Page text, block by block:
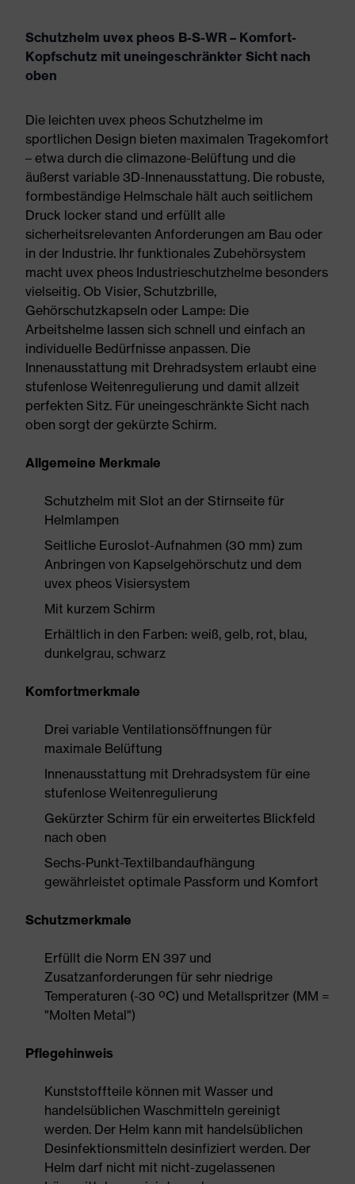
Schutzhelm uvex pheos B-S-WR – Komfort-
Kopfschutz mit uneingeschränkter Sicht nach
oben
Die leichten uvex pheos Schutzhelme im
sportlichen Design bieten maximalen Tragekomfort
– etwa durch die climazone-Belüftung und die
äußerst variable 3D-Innenausstattung. Die robuste,
formbeständige Helmschale hält auch seitlichem
Druck locker stand und erfüllt alle
sicherheitsrelevanten Anforderungen am Bau oder
in der Industrie. Ihr funktionales Zubehörsystem
macht uvex pheos Industrieschutzhelme besonders
vielseitig. Ob Visier, Schutzbrille,
Gehörschutzkapseln oder Lampe: Die
Arbeitshelme lassen sich schnell und einfach an
individuelle Bedürfnisse anpassen. Die
Innenausstattung mit Drehradsystem erlaubt eine
stufenlose Weitenregulierung und damit allzeit
perfekten Sitz. Für uneingeschränkte Sicht nach
oben sorgt der gekürzte Schirm.
Allgemeine Merkmale
Schutzhelm mit Slot an der Stirnseite für
Helmlampen
Seitliche Euroslot-Aufnahmen (30 mm) zum
Anbringen von Kapselgehörschutz und dem
uvex pheos Visiersystem
Mit kurzem Schirm
Erhältlich in den Farben: weiß, gelb, rot, blau,
dunkelgrau, schwarz
Komfortmerkmale
Drei variable Ventilationsöffnungen für
maximale Belüftung
Innenausstattung mit Drehradsystem für eine
stufenlose Weitenregulierung
Gekürzter Schirm für ein erweitertes Blickfeld
nach oben
Sechs-Punkt-Textilbandaufhängung
gewährleistet optimale Passform und Komfort
Schutzmerkmale
Erfüllt die Norm EN 397 und
Zusatzanforderungen für sehr niedrige
Temperaturen (-30 ºC) und Metallspritzer (MM =
"Molten Metal")
Pflegehinweis
Kunststoffteile können mit Wasser und
handelsüblichen Waschmitteln gereinigt
werden. Der Helm kann mit handelsüblichen
Desinfektionsmitteln desinfiziert werden. Der
Helm darf nicht mit nicht-zugelassenen